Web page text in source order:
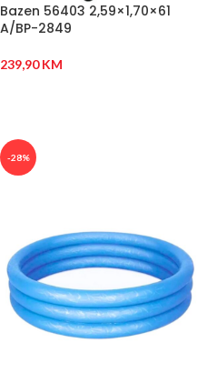
Bazen 56403 2,59×1,70×61
A/BP-2849
239,90KM
-28%